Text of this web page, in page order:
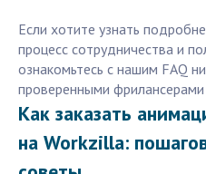
Если хотите узнать
процесс сотрудничества и
ознакомьтесь с нашим FAQ
проверенными
Как заказать
на Workzilla: